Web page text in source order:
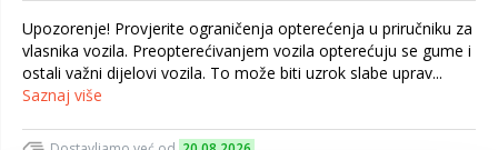
Upozorenje! Provjerite ograničenja opterećenja u priručniku za
vlasnika vozila. Preopterećivanjem vozila opterećuju se gume i
ostali važni dijelovi vozila. To može biti uzrok slabe uprav...
Saznaj više